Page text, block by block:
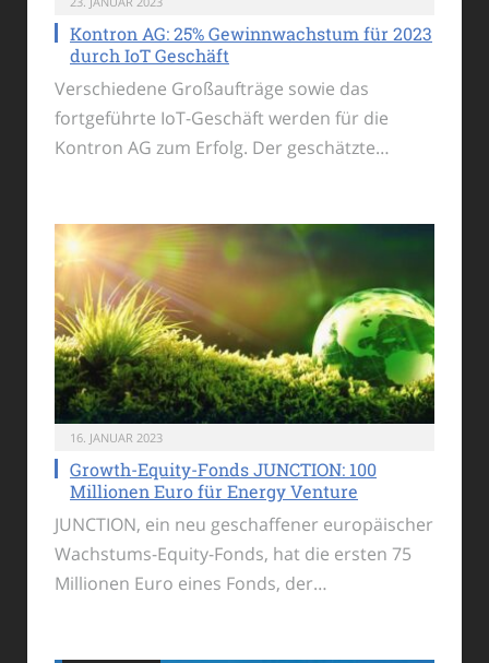
Kontron AG: 25% Gewinnwachstum für 2023
durch IoT Geschäft
Verschiedene Großaufträge sowie das
fortgeführte IoT-Geschäft werden für die
Kontron AG zum Erfolg. Der geschätzte…
16. JANUAR 2023
Growth-Equity-Fonds JUNCTION: 100
Millionen Euro für Energy Venture
JUNCTION, ein neu geschaffener europäischer
Wachstums-Equity-Fonds, hat die ersten 75
Millionen Euro eines Fonds, der…